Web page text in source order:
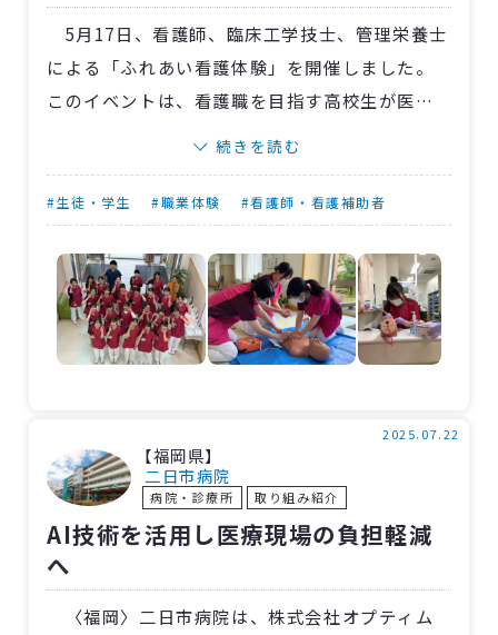
5月17日、看護師、臨床工学技士、管理栄養士
による「ふれあい看護体験」を開催しました。
このイベントは、看護職を目指す高校生が医療
の現場を体験し、看護職や関連職種への理解を
当日は18人の学生が来院し、採血やAED操作
の体験、摂食嚥下訓練や生活リハビリの見学、
管理栄養士の講話を聞くなど、多様な医療の現
場に触れました。
特にシミュレーターを使用した採血体験は大
好評で、「本格的でワクワクした」との声が寄
「患者さんの生活を知る貴重な経験となった」
との感想も。
終了後のアンケートでは「職員の方が優しく
接してくれて、改めて看護師を目指そうと思っ
た」とのコメントがありました。
続きを読む
#生徒・学生 #職業体験 #看護師・看護補助者
【福岡県】
二日市病院
病院・診療所 取り組み紹介
2025.07.22
AI技術を活用し医療現場の負担軽減
へ
〈福岡〉二日市病院は、株式会社オプティム